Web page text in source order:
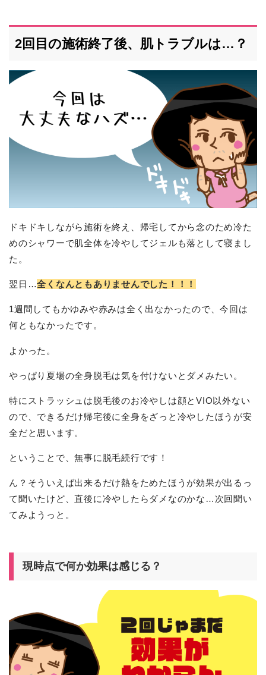
2回目の施術終了後、肌トラブルは…？
ドキドキしながら施術を終え、帰宅してから念のため冷た
めのシャワーで肌全体を冷やしてジェルも落として寝まし
た。
翌日…全くなんともありませんでした！！！
1週間してもかゆみや赤みは全く出なかったので、今回は
何ともなかったです。
よかった。
やっぱり夏場の全身脱毛は気を付けないとダメみたい。
特にストラッシュは脱毛後のお冷やしは顔とVIO以外ない
ので、できるだけ帰宅後に全身をざっと冷やしたほうが安
全だと思います。
ということで、無事に脱毛続行です！
ん？そういえば出来るだけ熱をためたほうが効果が出るっ
て聞いたけど、直後に冷やしたらダメなのかな…次回聞い
てみようっと。
現時点で何か効果は感じる？